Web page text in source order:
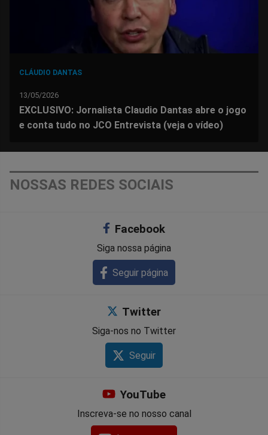
CLÁUDIO DANTAS
13/05/2026
EXCLUSIVO: Jornalista Claudio Dantas abre o jogo
e conta tudo no JCO Entrevista (veja o vídeo)
NOSSAS REDES SOCIAIS
Facebook
Siga nossa página
Seguir página
Twitter
Siga-nos no Twitter
Seguir
YouTube
Inscreva-se no nosso canal